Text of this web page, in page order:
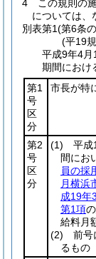
4
この規則の
については、
別表第1(第6条
(平19
平成9年4月
期間におけ
第1
号
区
分
市長が特
第2
号
区
分
(1) 平成
間にお
員の採
月横浜
成19年
第1項
給料月
(2) 前号
るもの